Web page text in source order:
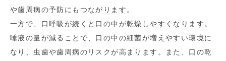
や歯周病の予防にもつながります。
一方で、口呼吸が続くと口の中が乾燥しやすくなります。
唾液の量が減ることで、口の中の細菌が増えやすい環境に
なり、虫歯や歯周病のリスクが高まります。また、口の乾